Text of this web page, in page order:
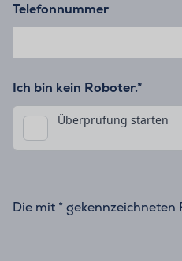
Telefonnummer
Ich bin kein Roboter.*
Die mit *